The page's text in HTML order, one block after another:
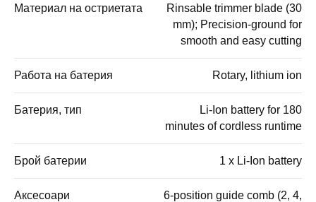
Материал на остриетата
Rinsable trimmer blade (30
mm); Precision-ground for
smooth and easy cutting
Работа на батерия Rotary, lithium ion
Батерия, тип
Li-Ion battery for 180
minutes of cordless runtime
Брой батерии 1 x Li-Ion battery
Аксесоари
6-position guide comb (2, 4,